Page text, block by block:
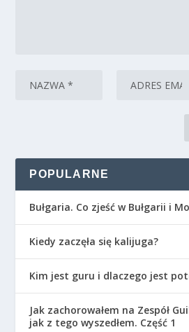
POPULARNE
Bułgaria. Co zjeść w Bułgarii i
Kiedy zaczęła się kalijuga?
Kim jest guru i dlaczego jest
Jak zachorowałem na Zespół
jak z tego wyszedłem. Część 1